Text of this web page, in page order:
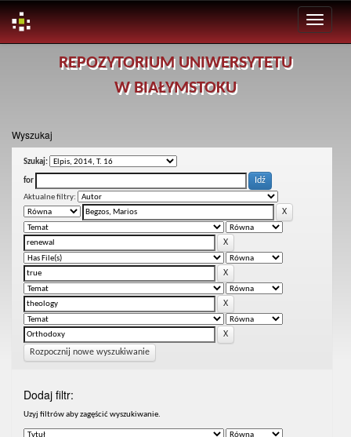
REPOZYTORIUM UNIWERSYTETU
W BIAŁYMSTOKU
Wyszukaj
Szukaj:
for
Aktualne filtry:
Rozpocznij nowe wyszukiwanie
Dodaj filtr:
Uzyj filtrów aby zagęścić wyszukiwanie.